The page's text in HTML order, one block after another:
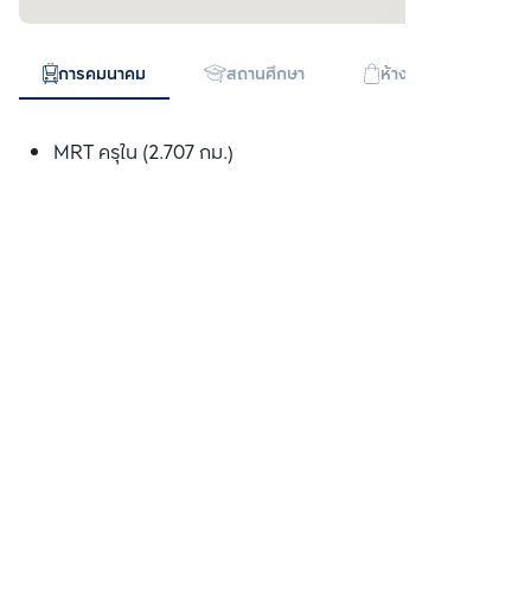
การคมนาคม สถานศึกษา ห้างสรรพสินค้า
MRT ครุใน (2.707 กม.)